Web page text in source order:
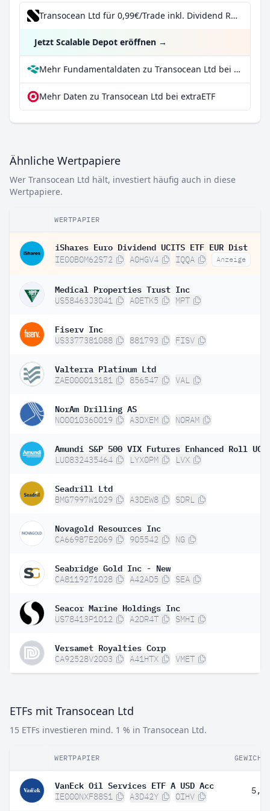
Transocean Ltd für 0,99€/Trade inkl. Dividend Reinvestment Plan
Jetzt Scalable Depot eröffnen →
Mehr Fundamentaldaten zu Transocean Ltd bei Parqet
Mehr Daten zu Transocean Ltd bei extraETF
Ähnliche Wertpapiere
Wer Transocean Ltd hält, investiert häufig auch in diese
Wertpapiere.
WERTPAPIER
iShares Euro Dividend UCITS ETF EUR Dist
IE00B0M62S72 A0HGV4 IQQA Anzeige
Medical Properties Trust Inc
US58463J3041 A0ETK5 MPT
Fiserv Inc
US3377381088 881793 FISV
Valterra Platinum Ltd
ZAE000013181 856547 VAL
NorAm Drilling AS
NO0010360019 A3DXEM NORAM
LU0832435464 LYX0PM LVX
Seadrill Ltd
BMG7997W1029 A3DEW8 SDRL
Novagold Resources Inc
CA66987E2069 905542 NG
Seabridge Gold Inc - New
CA8119271028 A42AD5 SEA
Seacor Marine Holdings Inc
US78413P1012 A2DR4T SMHI
Versamet Royalties Corp
CA92528V2003 A41HTX VMET
ETFs mit Transocean Ltd
15 ETFs investieren mind. 1 % in Transocean Ltd.
WERTPAPIER GEWICHT
VanEck Oil Services ETF A USD Acc
IE000NXF88S1 A3D42Y OIHV